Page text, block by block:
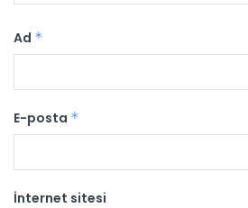
Ad *
E-posta *
İnternet sitesi